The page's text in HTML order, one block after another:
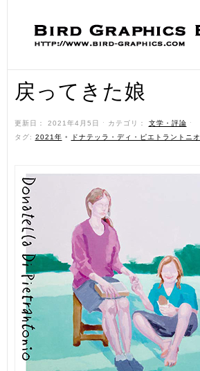
戻ってきた娘
更新日： 2021年4月5日 ˑ カテゴリ： 文学・評論 ˑ
タグ: 2021年 • ドナテッラ・ディ・ピエトラントニオ